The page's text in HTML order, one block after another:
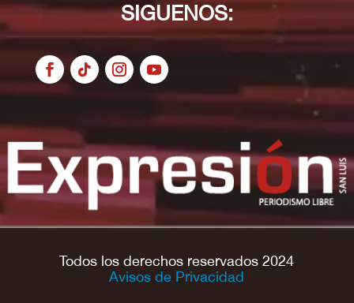
SIGUENOS:
Todos los derechos reservados 2024
Avisos de Privacidad